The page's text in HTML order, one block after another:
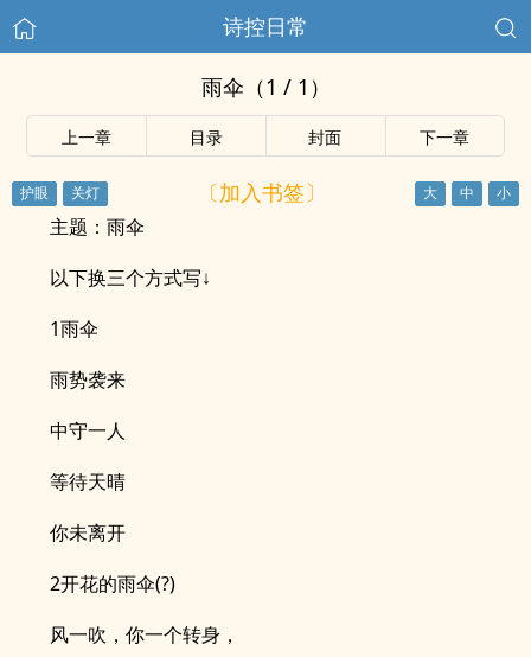
诗控日常
雨伞（1 / 1）
上一章 目录 封面 下一章
〔加入书签〕
主题：雨伞
以下换三个方式写↓
1雨伞
雨势袭来
中守一人
等待天晴
你未离开
2开花的雨伞(?)
风一吹，你一个转身，